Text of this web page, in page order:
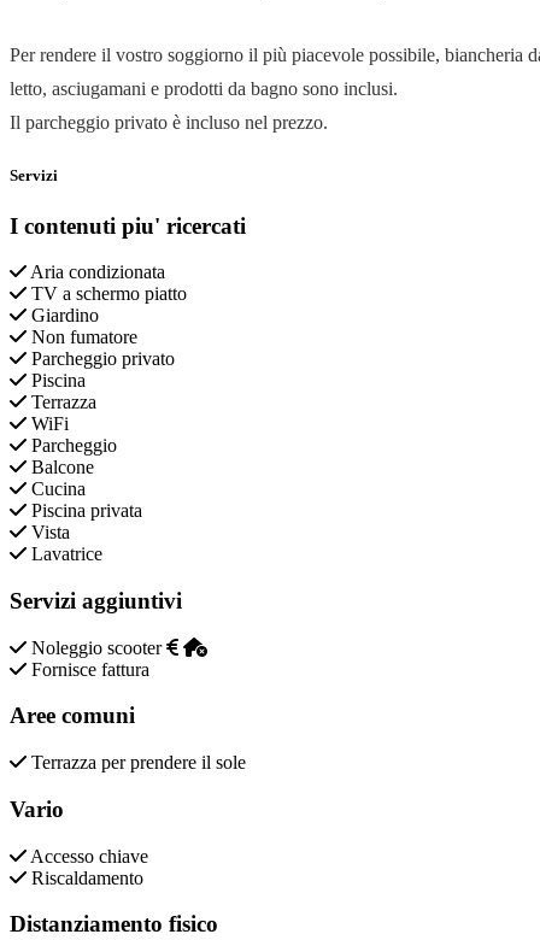
Per rendere il vostro soggiorno il più piacevole possibile, biancheria
letto, asciugamani e prodotti da bagno sono inclusi.
Il parcheggio privato è incluso nel prezzo.
Servizi
I contenuti piu' ricercati
Aria condizionata
TV a schermo piatto
Giardino
Non fumatore
Parcheggio privato
Piscina
Terrazza
WiFi
Parcheggio
Balcone
Cucina
Piscina privata
Vista
Lavatrice
Servizi aggiuntivi
Noleggio scooter
Fornisce fattura
Aree comuni
Terrazza per prendere il sole
Vario
Accesso chiave
Riscaldamento
Distanziamento fisico